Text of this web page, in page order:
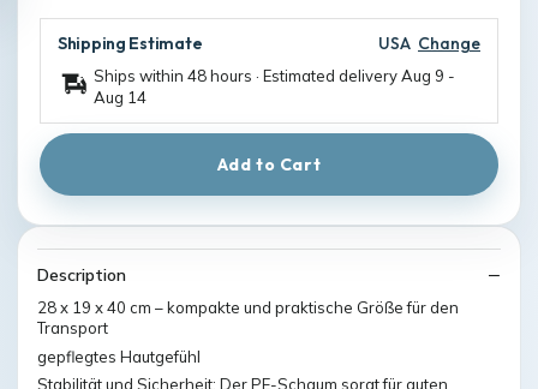
Shipping Estimate USA Change
Ships within 48 hours · Estimated deliveryAug 9 -
Aug 14
Add to Cart
Description
28 x 19 x 40 cm – kompakte und praktische Größe für den
Transport
gepflegtes Hautgefühl
Stabilität und Sicherheit: Der PE-Schaum sorgt für guten